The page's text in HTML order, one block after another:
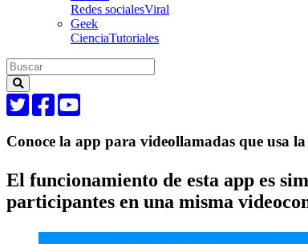
Redes socialesViral
Geek
CienciaTutoriales
Conoce la app para videollamadas que usa
El funcionamiento de esta app es
participantes en una misma